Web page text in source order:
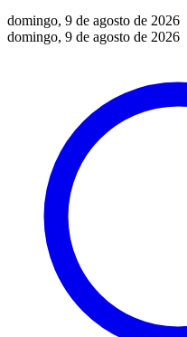
domingo, 9 de agosto de 2026
domingo, 9 de agosto de 2026